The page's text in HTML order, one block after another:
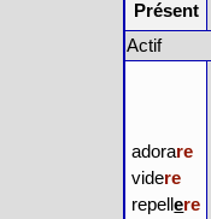
Présent
Actif
adorare
videre
repellere